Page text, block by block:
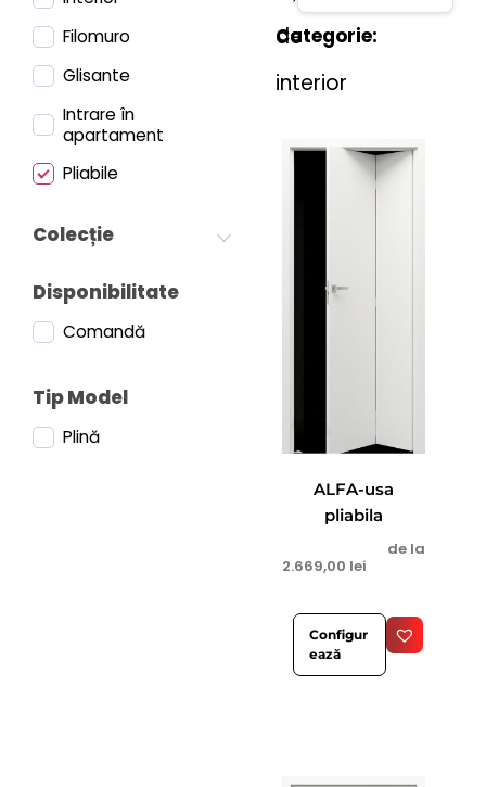
Filomuro
Glisante
Intrare în
apartament
Pliabile
Colecție
Disponibilitate
Comandă
Tip Model
Plină
Categorie:
de
interior
ALFA-usa
pliabila
de la
2.669,00 lei
Configur
ează